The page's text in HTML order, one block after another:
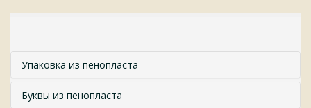
Упаковка из пенопласта
Буквы из пенопласта